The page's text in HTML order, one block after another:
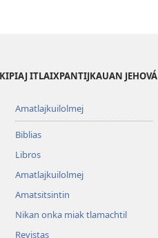
ITLAIXPANTIJKAUAN JEHOVÁ
Amatlajkuilolmej
Biblias
Libros
Amatlajkuilolmej
Amatsitsintin
Nikan onka miak tlamachtil
Revistas